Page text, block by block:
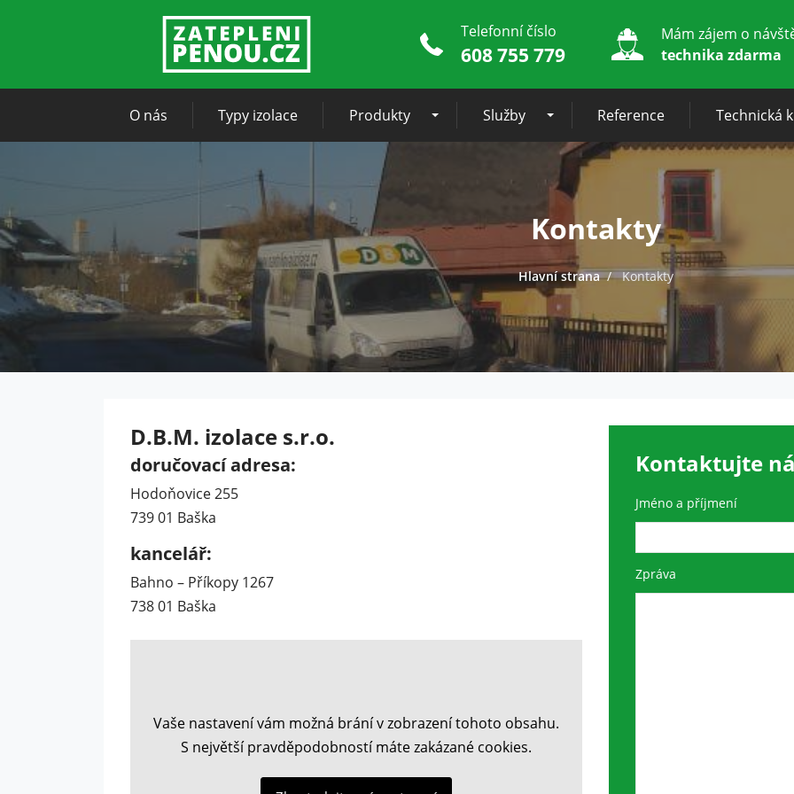
Telefonní číslo
608 755 779
Mám zájem o
technika zdarma
O nás Typy izolace Produkty Služby Reference Technická
Kontakty
Hlavní strana Kontakty
D.B.M. izolace s.r.o.
doručovací adresa:
Hodoňovice 255
739 01 Baška
kancelář:
Bahno – Příkopy 1267
738 01 Baška
Vaše nastavení vám možná brání v zobrazení tohoto obsahu.
S největší pravděpodobností máte zakázané cookies.
Kontaktujte
Jméno a příjmení
Zpráva
Nutné
cookies
nejsou
Jsou
potřeba
pro